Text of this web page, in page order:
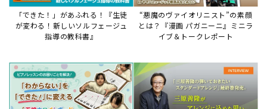
「できた！」があふれる！『生徒
が変わる！新しいソルフェージュ
指導の教科書』
“悪魔のヴァイオリニスト”の素顔
とは？『漫画 パガニーニ』ミニラ
イブ＆トークレポート